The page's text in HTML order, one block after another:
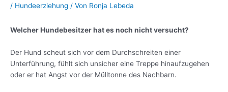
/ Hundeerziehung / Von Ronja Lebeda
Welcher Hundebesitzer hat es noch nicht versucht?
Der Hund scheut sich vor dem Durchschreiten einer
Unterführung, fühlt sich unsicher eine Treppe hinaufzugehen
oder er hat Angst vor der Mülltonne des Nachbarn.